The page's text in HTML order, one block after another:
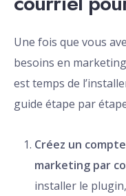
Une fois que vous
besoins en
est temps de
guide étape par
Créez un
marketing par
installer le